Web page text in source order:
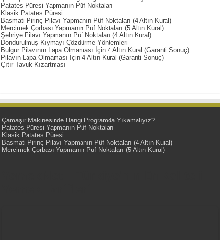
Patates Püresi Yapmanın Püf Noktaları
Klasik Patates Püresi
Basmati Pirinç Pilavı Yapmanın Püf Noktaları (4 Altın Kural)
Mercimek Çorbası Yapmanın Püf Noktaları (5 Altın Kural)
Şehriye Pilavı Yapmanın Püf Noktaları (4 Altın Kural)
Dondurulmuş Kıymayı Çözdürme Yöntemleri
Bulgur Pilavının Lapa Olmaması İçin 4 Altın Kural (Garanti Sonuç)
Pilavın Lapa Olmaması İçin 4 Altın Kural (Garanti Sonuç)
Çıtır Tavuk Kızartması
Çamaşır Makinesinde Hangi Programda Yıkamalıyız?
Patates Püresi Yapmanın Püf Noktaları
Klasik Patates Püresi
Basmati Pirinç Pilavı Yapmanın Püf Noktaları (4 Altın Kural)
Mercimek Çorbası Yapmanın Püf Noktaları (5 Altın Kural)